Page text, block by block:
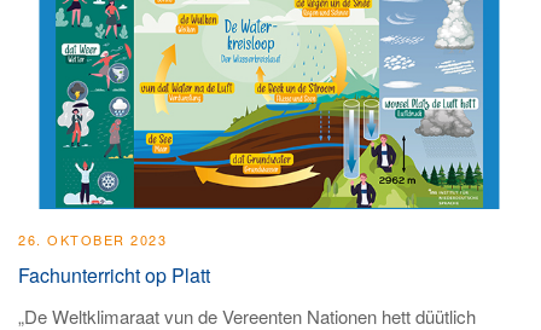
26. OKTOBER 2023
Fachunterricht op Platt
„De Weltklimaraat vun de Vereenten Nationen hett düütlich